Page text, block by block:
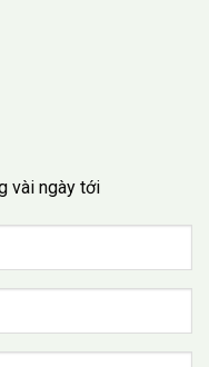
vài ngày tới